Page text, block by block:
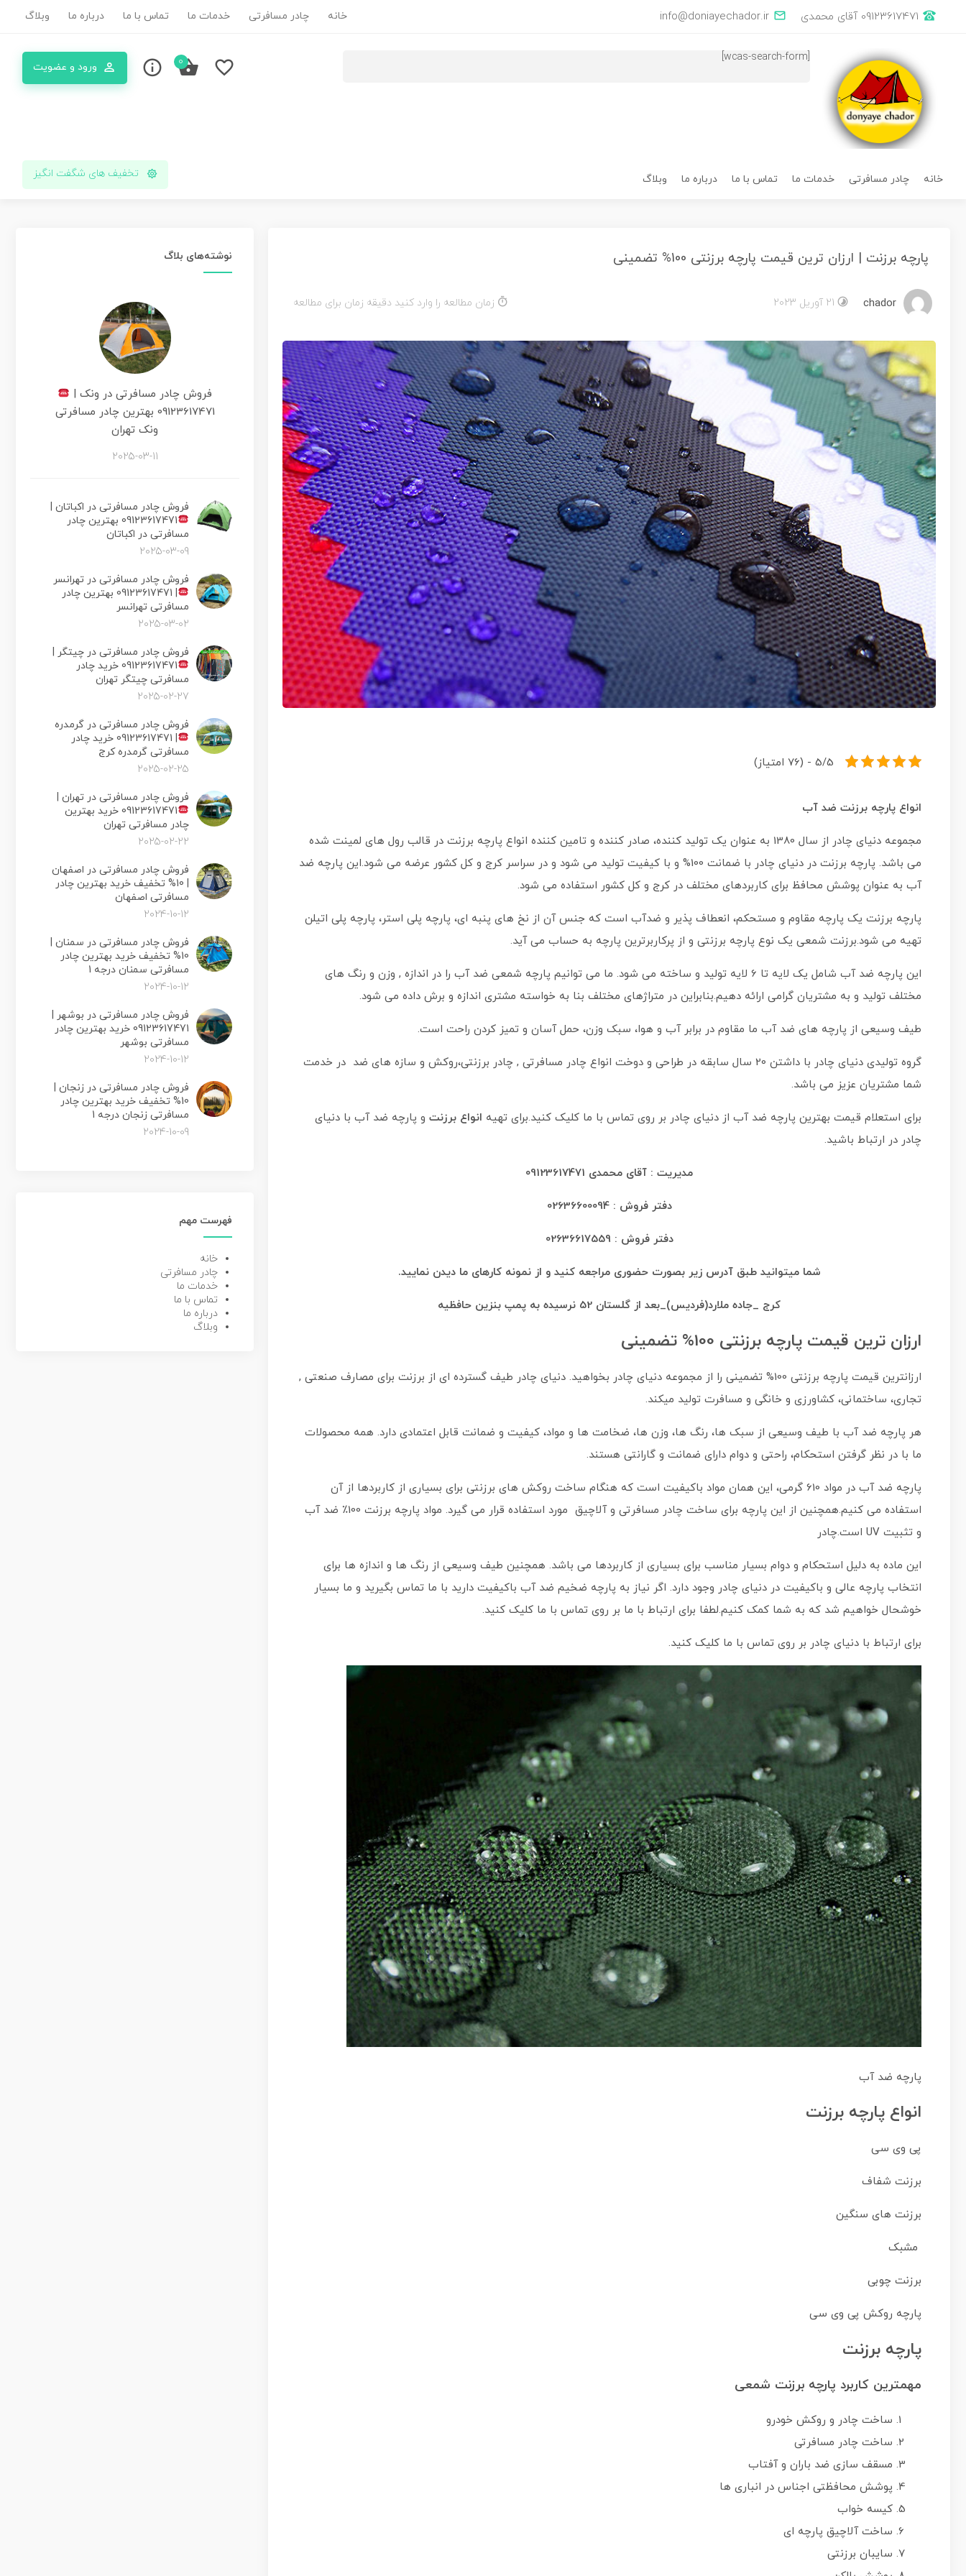
info@doniayechador.ir 09123617471 آقای محمدی خانه چادر مسافرتی خدمات ما تماس با ما درباره ما وبلاگ
[wcas-search-form]
ورود و عضویت 0
خانه
چادر
خدمات
تماس
درباره
وبلاگ
خانه چادر مسافرتی خدمات ما تماس با ما درباره ما وبلاگ تخفیف های شگفت انگیز
پارچه برزنت | ارزان ترین قیمت پارچه برزنتی 100% تضمینی
chador 21 آوریل 2023 زمان مطالعه را وارد کنید دقیقه زمان برای مطالعه
5/5 - (76 امتیاز)
انواع پارچه برزنت ضد آب
مجموعه دنیای چادر از سال 1380 به عنوان یک تولید کننده، صادر کننده و تامین کننده انواع پارچه برزنت در قالب رول های لمینت شده
می باشد. پارچه برزنت در دنیای چادر با ضمانت 100% و با کیفیت تولید می شود و در سراسر کرج و کل کشور عرضه می شود.این پارچه ضد
آب به عنوان پوشش محافظ برای کاربردهای مختلف در کرج و کل کشور استفاده می شود.
پارچه برزنت یک پارچه مقاوم و مستحکم، انعطاف پذیر و ضدآب است که جنس آن از نخ های پنبه ای، پارچه پلی استر، پارچه پلی اتیلن
تهیه می شود.برزنت شمعی یک نوع پارچه برزنتی و از پرکاربرترین پارچه به حساب می آید.
این پارچه ضد آب شامل یک لایه تا 6 لایه تولید و ساخته می شود. ما می توانیم پارچه شمعی ضد آب را در اندازه , وزن و رنگ های
مختلف تولید و به مشتریان گرامی ارائه دهیم.بنابراین در متراژهای مختلف بنا به خواسته مشتری اندازه و برش داده می شود.
طیف وسیعی از پارچه های ضد آب ما مقاوم در برابر آب و هوا، سبک وزن، حمل آسان و تمیز کردن راحت است.
گروه تولیدی دنیای چادر
با داشتن 20 سال سابقه در طراحی و دوخت انواع چادر مسافرتی , چادر برزنتی،روکش و سازه های ضد در خدمت
شما مشتریان عزیز می باشد.
برای استعلام قیمت بهترین پارچه ضد آب از دنیای چادر بر روی تماس با ما کلیک کنید.برای تهیه انواع برزنت و پارچه ضد آب با دنیای
چادر در ارتباط باشید.
مدیریت : آقای محمدی 09123617471
دفتر فروش : 02636600094
دفتر فروش : 02636617559
شما میتوانید طبق آدرس زیر بصورت حضوری مراجعه کنید و از نمونه کارهای ما دیدن نمایید.
کرج _جاده ملارد(فردیس)_بعد از گلستان 52 نرسیده به پمپ بنزین حافظیه
ارزان ترین قیمت پارچه برزنتی 100% تضمینی
ارزانترین قیمت پارچه برزنتی 100% تضمینی را از مجموعه دنیای چادر بخواهید. دنیای چادر
طیف گسترده ای از برزنت برای مصارف صنعتی ,
تجاری، ساختمانی، کشاورزی و خانگی و مسافرت تولید میکند.
هر پارچه ضد آب با طیف وسیعی از سبک ها، رنگ ها، وزن ها، ضخامت ها و مواد، کیفیت و ضمانت قابل اعتمادی دارد. همه محصولات
ما با در نظر گرفتن استحکام، راحتی و دوام دارای ضمانت و گارانتی هستند.
پارچه ضد آب در مواد 610 گرمی، این همان مواد باکیفیت است که هنگام ساخت روکش های برزنتی برای بسیاری از کاربردها از آن
استفاده می کنیم.همچنین از این پارچه برای ساخت چادر مسافرتی و آلاچیق مورد استفاده قرار می گیرد. مواد پارچه برزنت 100٪ ضد آب
و تثبیت UV است.چادر
این ماده به دلیل استحکام و دوام بسیار مناسب برای بسیاری از کاربردها می باشد. همچنین طیف وسیعی از رنگ ها و اندازه ها برای
انتخاب پارچه عالی و باکیفیت در دنیای چادر وجود دارد. اگر نیاز به پارچه ضخیم ضد آب باکیفیت دارید با ما تماس بگیرید و ما بسیار
خوشحال خواهیم شد که به شما کمک کنیم.لطفا برای ارتباط با ما بر روی تماس با ما کلیک کنید.
برای ارتباط با دنیای چادر بر روی تماس با ما کلیک کنید.
پارچه ضد آب
انواع پارچه برزنت
پی وی سی
برزنت شفاف
برزنت های سنگین
مشبک
برزنت چوبی
پارچه روکش پی وی سی
پارچه برزنت
مهمترین کاربرد پارچه برزنت شمعی
ساخت چادر و روکش خودرو
ساخت چادر مسافرتی
مسقف سازی ضد باران و آفتاب
پوشش محافظتی اجناس در انباری ها
کیسه خواب
ساخت آلاچیق پارچه ای
سایبان برزنتی
نوشته‌های بلاگ
فروش چادر مسافرتی در ونک |
09123617471 بهترین چادر مسافرتی
ونک تهران
2025-03-11
فروش چادر مسافرتی در اکباتان |
09123617471 بهترین چادر
مسافرتی در اکباتان
2025-03-09
فروش چادر مسافرتی در تهرانسر
|
09123617471 بهترین چادر
مسافرتی تهرانسر
2025-03-02
فروش چادر مسافرتی در چیتگر |
09123617471 خرید چادر
مسافرتی چیتگر تهران
2025-02-27
فروش چادر مسافرتی در گرمدره
|
09123617471 خرید چادر
مسافرتی گرمدره کرج
2025-02-25
فروش چادر مسافرتی در تهران |
09123617471 خرید بهترین
چادر مسافرتی تهران
2025-02-22
فروش چادر مسافرتی در اصفهان
| 10% تخفیف خرید بهترین چادر
مسافرتی اصفهان
2024-10-12
فروش چادر مسافرتی در سمنان |
10% تخفیف خرید بهترین چادر
مسافرتی سمنان درجه 1
2024-10-12
فروش چادر مسافرتی در بوشهر |
09123617471 خرید بهترین چادر
مسافرتی بوشهر
2024-10-12
فروش چادر مسافرتی در زنجان |
10% تخفیف خرید بهترین چادر
مسافرتی زنجان درجه 1
2024-10-09
فهرست مهم
خانه
چادر مسافرتی
خدمات ما
تماس با ما
درباره ما
وبلاگ